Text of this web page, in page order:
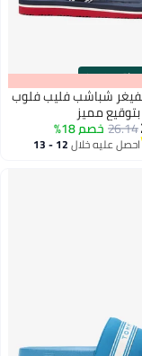
·باقي 100%
3
شباشب فليب فلوب
مميز
26.14خصم 18%
احصل عليه خلال 12 - 13